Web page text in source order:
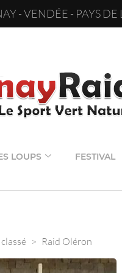
- VENDÉE - PAYS DE
LOUPS FESTIVAL
> Raid Oléron